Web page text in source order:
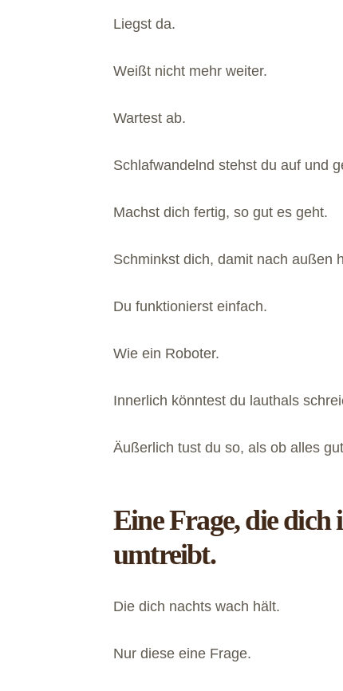
Liegst da.
Weißt nicht mehr weiter.
Wartest ab.
Schlafwandelnd stehst du auf und
Machst dich fertig, so gut es geht.
Schminkst dich, damit nach außen
Du funktionierst einfach.
Wie ein Roboter.
Innerlich könntest du lauthals
Äußerlich tust du so, als ob alles
Eine Frage, die
umtreibt.
Die dich nachts wach hält.
Nur diese eine Frage.